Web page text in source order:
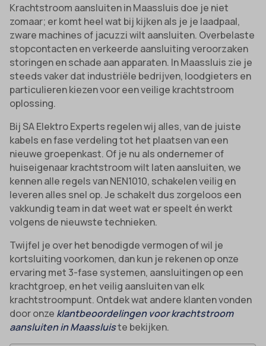
Krachtstroom aansluiten in Maassluis doe je niet
zomaar; er komt heel wat bij kijken als je je laadpaal,
zware machines of jacuzzi wilt aansluiten. Overbelaste
stopcontacten en verkeerde aansluiting veroorzaken
storingen en schade aan apparaten. In Maassluis zie je
steeds vaker dat industriële bedrijven, loodgieters en
particulieren kiezen voor een veilige krachtstroom
oplossing.
Bij SA Elektro Experts regelen wij alles, van de juiste
kabels en fase verdeling tot het plaatsen van een
nieuwe groepenkast. Of je nu als ondernemer of
huiseigenaar krachtstroom wilt laten aansluiten, we
kennen alle regels van NEN1010, schakelen veilig en
leveren alles snel op. Je schakelt dus zorgeloos een
vakkundig team in dat weet wat er speelt én werkt
volgens de nieuwste technieken.
Twijfel je over het benodigde vermogen of wil je
kortsluiting voorkomen, dan kun je rekenen op onze
ervaring met 3-fase systemen, aansluitingen op een
krachtgroep, en het veilig aansluiten van elk
krachtstroompunt. Ontdek wat andere klanten vonden
door onze klantbeoordelingen voor krachtstroom
aansluiten in Maassluiste bekijken.